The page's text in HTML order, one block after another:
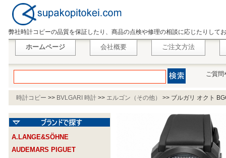
弊社時計コピーの品質を保証したり、商品の点検や修理の相談に応じたりして
ホームページ 会社概要 ご注文方法
ご質問
時計コピー >> BVLGARI 時計 >> エルゴン（その他） >> ブルガリ オクト
A.LANGE&SÖHNE
AUDEMARS PIGUET